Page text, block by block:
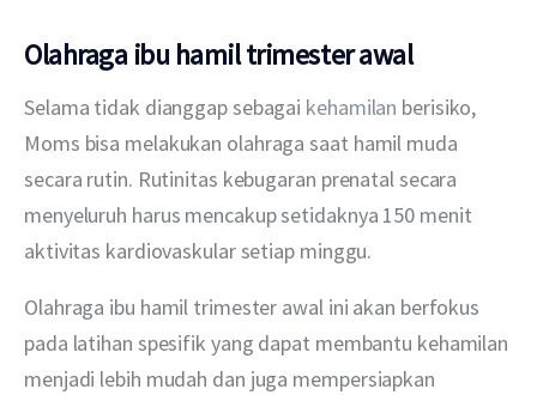
Olahraga ibu hamil trimester awal
Selama tidak dianggap sebagai kehamilan berisiko,
Moms bisa melakukan olahraga saat hamil muda
secara rutin. Rutinitas kebugaran prenatal secara
menyeluruh harus mencakup setidaknya 150 menit
aktivitas kardiovaskular setiap minggu.
Olahraga ibu hamil trimester awal ini akan berfokus
pada latihan spesifik yang dapat membantu kehamilan
menjadi lebih mudah dan juga mempersiapkan